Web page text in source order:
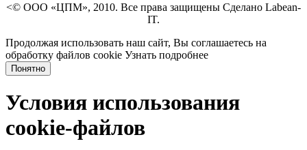
<© ООО «ЦПМ», 2010. Все права защищены Сделано Labean-
IT.
Продолжая использовать наш сайт, Вы соглашаетесь на
обработку файлов cookie Узнать подробнее
Понятно
Условия использования
cookie-файлов